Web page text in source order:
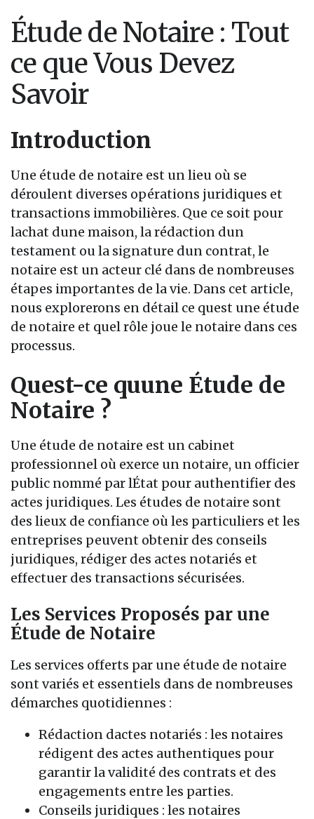
Étude de Notaire : Tout
ce que Vous Devez
Savoir
Introduction
Une étude de notaire est un lieu où se
déroulent diverses opérations juridiques et
transactions immobilières. Que ce soit pour
lachat dune maison, la rédaction dun
testament ou la signature dun contrat, le
notaire est un acteur clé dans de nombreuses
étapes importantes de la vie. Dans cet article,
nous explorerons en détail ce quest une étude
de notaire et quel rôle joue le notaire dans ces
processus.
Quest-ce quune Étude de
Notaire ?
Une étude de notaire est un cabinet
professionnel où exerce un notaire, un officier
public nommé par lÉtat pour authentifier des
actes juridiques. Les études de notaire sont
des lieux de confiance où les particuliers et les
entreprises peuvent obtenir des conseils
juridiques, rédiger des actes notariés et
effectuer des transactions sécurisées.
Les Services Proposés par une
Étude de Notaire
Les services offerts par une étude de notaire
sont variés et essentiels dans de nombreuses
démarches quotidiennes :
Rédaction dactes notariés : les notaires
rédigent des actes authentiques pour
garantir la validité des contrats et des
engagements entre les parties.
Conseils juridiques : les notaires